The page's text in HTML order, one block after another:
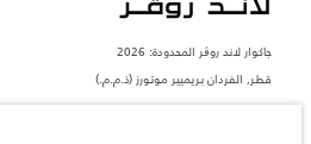
جاكوار لاند روڨر المحدودة: 2026
قطر, الفردان بريميير موتورز (ذ.م.م.)
تعكس الأوزان المذكورة مواصفات السيارة القياسية.